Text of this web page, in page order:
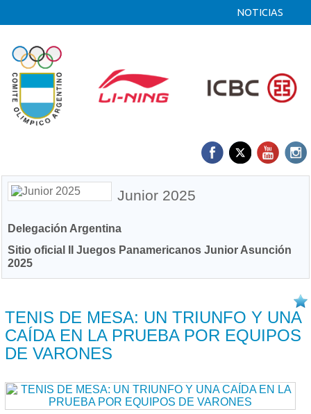
NOTICIAS
Junior 2025
Delegación Argentina
Sitio oficial II Juegos Panamericanos Junior Asunción
2025
TENIS DE MESA: UN TRIUNFO Y UNA
CAÍDA EN LA PRUEBA POR EQUIPOS
DE VARONES